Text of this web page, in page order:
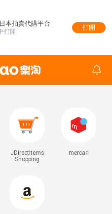
本拍賣代購平台
打開
打開
JDirectItems
Shopping
mercari